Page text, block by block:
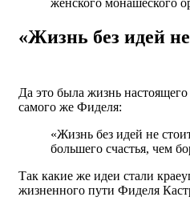
«Жизнь без идей
Да это была жизнь
самого же Фиделя:
«Жизнь без идей не
большего счастья, чем
Так какие же идеи стали
жизненного пути Фиделя